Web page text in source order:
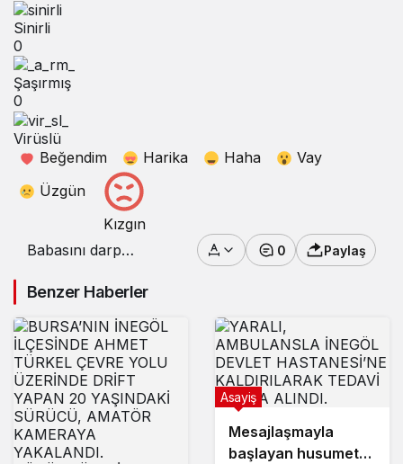
Sinirli
0
Şaşırmış
0
Virüslü
Beğendim
Harika Haha
Vay
Üzgün
Kızgın
Babasını darp
tutuklandı
0 Paylaş
Benzer Haberler
Mesajlaşmayla
başlayan husumet
Asayiş